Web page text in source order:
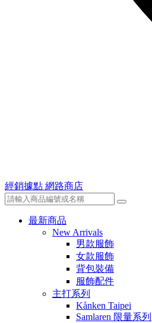
經銷據點 網路商店
最新商品
New Arrivals
男款服飾
女款服飾
背包裝備
服飾配件
主打系列
Kånken Taipei
Samlaren 限量系列